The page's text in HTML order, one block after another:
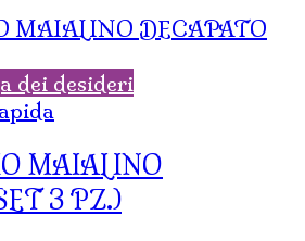
dei desideri
MAIALINO
3 PZ.)